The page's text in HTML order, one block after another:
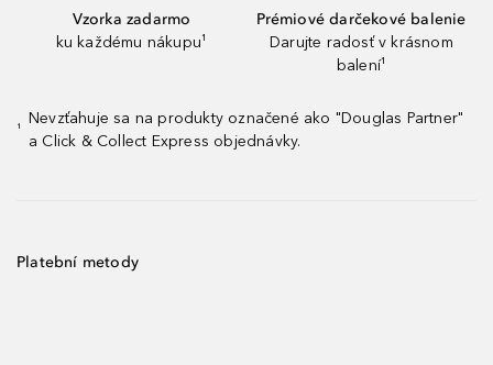
Vzorka zadarmo
ku každému nákupu¹
Prémiové darčekové balenie
Darujte radosť v krásnom
balení¹
¹
Nevzťahuje sa na produkty označené ako "Douglas Partner"
a Click & Collect Express objednávky.
Platební metody